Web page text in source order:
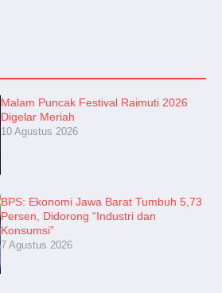
Malam Puncak Festival Raimuti 2026
Digelar Meriah
10 Agustus 2026
BPS: Ekonomi Jawa Barat Tumbuh 5,73
Persen, Didorong “Industri dan
Konsumsi”
7 Agustus 2026